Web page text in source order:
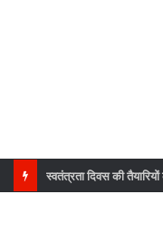
स्वतंत्रता दिवस की